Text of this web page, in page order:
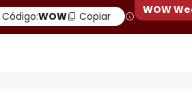
Código:WOW Copiar WOW